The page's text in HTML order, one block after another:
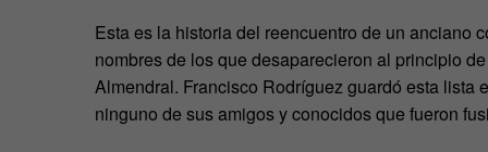
Esta es la historia del reencuentro de un anciano
nombres de los que desaparecieron al principio
Almendral. Francisco Rodríguez guardó esta lista
ninguno de sus amigos y conocidos que fueron